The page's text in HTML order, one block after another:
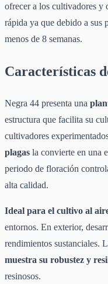
ofrecer a los cultivadores y
rápida ya que debido a sus
menos de 8 semanas.
Características
Negra 44 presenta una
estructura que facilita su
cultivadores
plagas la convierte en una
periodo de floración
alta calidad.
Ideal para el cultivo al
entornos. En exterior,
rendimientos sustanciales.
muestra su robustez y
resinosos.